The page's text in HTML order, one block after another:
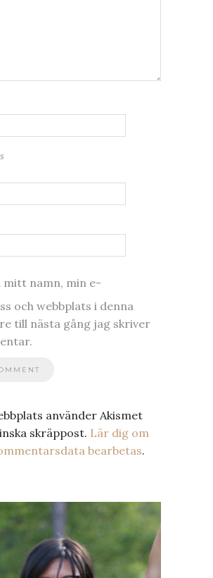
mitt namn, min e-
och webbplats i denna
till nästa gång jag skriver
använder Akismet
skräppost. Lär dig om
bearbetas.